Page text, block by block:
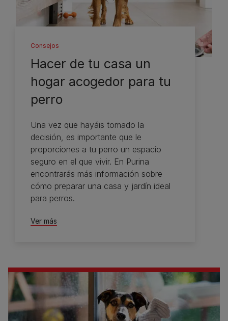
Consejos
Hacer de tu casa un
hogar acogedor para tu
perro
Una vez que hayáis tomado la
decisión, es importante que le
proporciones a tu perro un espacio
seguro en el que vivir. En Purina
encontrarás más información sobre
cómo preparar una casa y jardín ideal
para perros.
Ver más